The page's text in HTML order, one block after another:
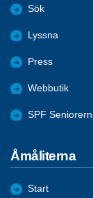
Sök
Lyssna
Press
Webbutik
SPF
Åmåliterna
Start